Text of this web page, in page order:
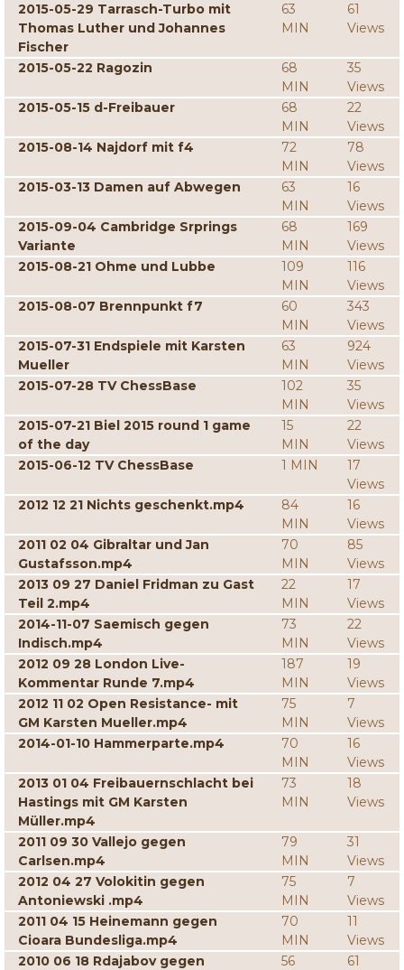
2015-05-29 Tarrasch-Turbo mit
Thomas Luther und Johannes
Fischer
63
MIN
61
Views
2015-05-22 Ragozin
68
MIN
35
Views
2015-05-15 d-Freibauer
68
MIN
22
Views
2015-08-14 Najdorf mit f4
72
MIN
78
Views
2015-03-13 Damen auf Abwegen
63
MIN
16
Views
2015-09-04 Cambridge Srprings
Variante
68
MIN
169
Views
2015-08-21 Ohme und Lubbe
109
MIN
116
Views
2015-08-07 Brennpunkt f7
60
MIN
343
Views
2015-07-31 Endspiele mit Karsten
Mueller
63
MIN
924
Views
2015-07-28 TV ChessBase
102
MIN
35
Views
2015-07-21 Biel 2015 round 1 game
of the day
15
MIN
22
Views
2015-06-12 TV ChessBase
1 MIN
17
Views
2012 12 21 Nichts geschenkt.mp4
84
MIN
16
Views
2011 02 04 Gibraltar und Jan
Gustafsson.mp4
70
MIN
85
Views
2013 09 27 Daniel Fridman zu Gast
Teil 2.mp4
22
MIN
17
Views
2014-11-07 Saemisch gegen
Indisch.mp4
73
MIN
22
Views
2012 09 28 London Live-
Kommentar Runde 7.mp4
187
MIN
19
Views
2012 11 02 Open Resistance- mit
GM Karsten Mueller.mp4
75
MIN
7
Views
2014-01-10 Hammerparte.mp4
70
MIN
16
Views
2013 01 04 Freibauernschlacht bei
Hastings mit GM Karsten
Müller.mp4
73
MIN
18
Views
2011 09 30 Vallejo gegen
Carlsen.mp4
79
MIN
31
Views
2012 04 27 Volokitin gegen
Antoniewski .mp4
75
MIN
7
Views
2011 04 15 Heinemann gegen
Cioara Bundesliga.mp4
70
MIN
11
Views
2010 06 18 Rdajabov gegen
56
61